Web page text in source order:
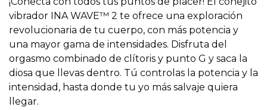
vibrador INA WAVE™ 2 te ofrece una exploración
revolucionaria de tu cuerpo, con más potencia y
una mayor gama de intensidades. Disfruta del
orgasmo combinado de clítoris y punto G y saca la
diosa que llevas dentro. Tú controlas la potencia y la
intensidad, hasta donde tu yo más salvaje quiera
llegar.